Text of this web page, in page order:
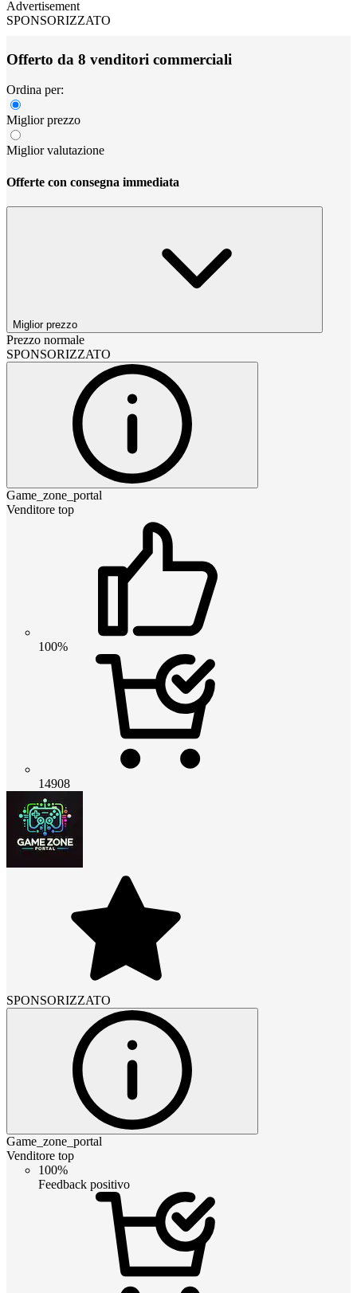
Advertisement
SPONSORIZZATO
Offerto da 8 venditori commerciali
Ordina per:
Miglior prezzo
Miglior valutazione
Offerte con consegna immediata
Miglior prezzo
Prezzo normale
SPONSORIZZATO
Game_zone_portal
Venditore top
100%
14908
SPONSORIZZATO
Game_zone_portal
Venditore top
100%
Feedback positivo